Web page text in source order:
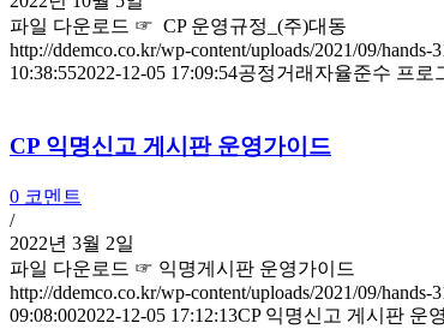
파일 다운로드 ☞ CP 운영규정_(주)대동
http://ddemco.co.kr/wp-content/uploads/2021/09/hands-
10:38:552022-12-05 17:09:54공정거래자율준수 프로
CP 익명신고 게시판 운영가이드
0 코멘트
/
2022년 3월 2일
파일 다운로드 ☞ 익명게시판 운영가이드
http://ddemco.co.kr/wp-content/uploads/2021/09/hands-
09:08:002022-12-05 17:12:13CP 익명신고 게시판 운